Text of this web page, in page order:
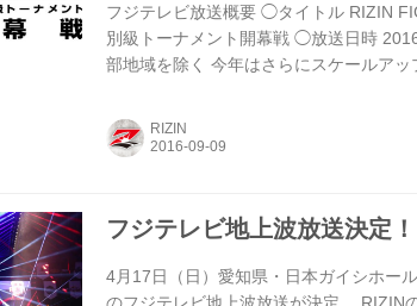
フジテレビ放送概要 ◯タイトル RIZIN
別級トーナメント開幕戦 ◯放送日時
部地域を除く 今年はさらにスケールアッ
ト、ミルコ・クロコップvsミョン・ヒ
月29日(木)に行われる2回戦に駒を進め
RIZIN
フジテレビ地上波放送決定
4月17日（日）愛知県・日本ガイシホー